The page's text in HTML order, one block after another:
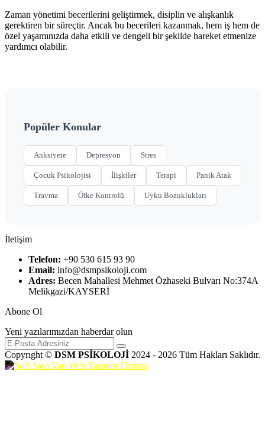
Zaman yönetimi becerilerini geliştirmek, disiplin ve alışkanlık
gerektiren bir süreçtir. Ancak bu becerileri kazanmak, hem iş hem de
özel yaşamınızda daha etkili ve dengeli bir şekilde hareket etmenize
yardımcı olabilir.
Popüler Konular
Anksiyete Depresyon Stres
Çocuk Psikolojisi İlişkiler Terapi Panik Atak
Travma Öfke Kontrolü Uyku Bozuklukları
İletişim
Telefon: +90 530 615 93 90
Email: info@dsmpsikoloji.com
Adres: Becen Mahallesi Mehmet Özhaseki Bulvarı No:374A
Melikgazi/KAYSERİ
Abone Ol
Yeni yazılarımızdan haberdar olun
Copyrıght © DSM PSİKOLOJİ 2024 - 2026 Tüm Hakları Saklıdır.